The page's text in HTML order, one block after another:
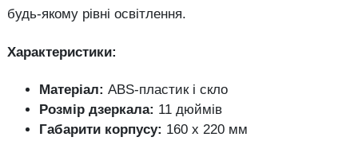
будь-якому рівні освітлення.
Характеристики:
Матеріал: ABS-пластик і скло
Розмір дзеркала: 11 дюймів
Габарити корпусу: 160 х 220 мм